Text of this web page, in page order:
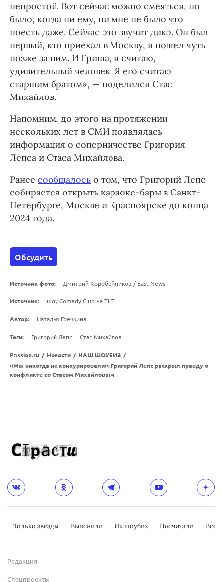
непростой. Вот сейчас можно смеяться, но
было, когда ни ему, ни мне не было что
поесть даже. Сейчас это звучит дико. Он был
первый, кто приехал в Москву, я пошел чуть
позже за ним. И Гриша, я считаю,
удивительный человек. Я его считаю
старшим братом», — поделился Стас
Михайлов.
Напомним, до этого на протяжении
нескольких лет в СМИ появлялась
информация о соперничестве Григория
Лепса и Стаса Михайлова.
Ранее сообщалось о том, что Григорий Лепс
собирается открыть караоке-бары в Санкт-
Петербурге, Москве и Красноярске до конца
2024 года.
Обсудить
Источник фото: Дмитрий Коробейников / East News
Источник: шоу Comedy Club на ТНТ
Автор: Наталья Гречкина
Теги: Григорий Лепс Стас Михайлов
Passion.ru / Новости / НАШ ШОУБИЗ /
«Мы никогда не конкурировали»: Григорий Лепс раскрыл правду о
конфликте со Стасом Михайловым
Только звезды Выяснили Их шоубиз Посчитали
Редакция
Спецпроекты